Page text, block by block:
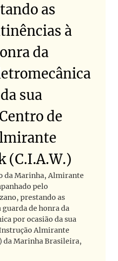
as
à
da
sua
de
(C.I.A.W.)
da Marinha, Almirante
pelo
prestando as
de honra da
por ocasião da sua
Almirante
da Marinha Brasileira,